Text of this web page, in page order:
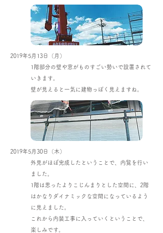
2019年5月13日（月）
1階部分の壁や窓がものすごい勢いで設置されて
いきます。
壁が見えると一気に建物っぽく見えますね。
2019年5月30日（木）
外見がほぼ完成したということで、内覧を行い
ました。
1階は思ったよりこじんまりとした空間に、2階
はかなりダイナミックな空間になっているよう
に見えました。
これから内装工事に入っていくということで、
楽しみです。